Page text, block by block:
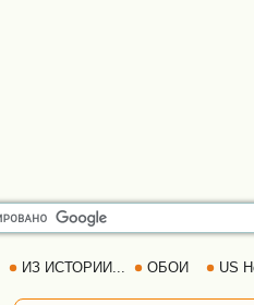
ИЗ ИСТОРИИ... ОБОИ US